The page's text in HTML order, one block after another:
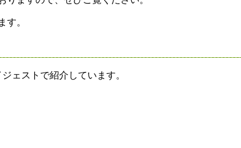
。
ェストで紹介しています。